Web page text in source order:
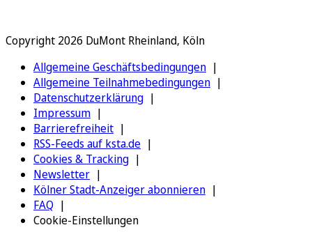
Copyright 2026 DuMont Rheinland, Köln
Allgemeine Geschäftsbedingungen
Allgemeine Teilnahmebedingungen
Datenschutzerklärung
Impressum
Barrierefreiheit
RSS-Feeds auf ksta.de
Cookies & Tracking
Newsletter
Kölner Stadt-Anzeiger abonnieren
FAQ
Cookie-Einstellungen